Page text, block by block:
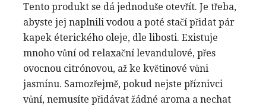
Tento produkt se dá jednoduše otevřít. Je třeba,
abyste jej naplnili vodou a poté stačí přidat pár
kapek éterického oleje, dle libosti. Existuje
mnoho vůní od relaxační levandulové, přes
ovocnou citrónovou, až ke květinové vůni
jasmínu. Samozřejmě, pokud nejste příznivci
vůní, nemusíte přidávat žádné aroma a nechat